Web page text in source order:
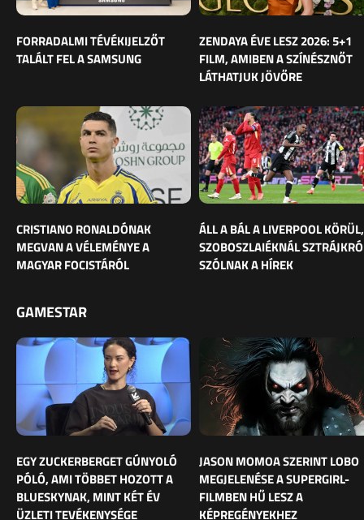
FORRADALMI TÉVÉKIJELZŐT
TALÁLT FEL A SAMSUNG
ZENDAYA ÉVE LESZ 2026: 5+1
FILM, AMIBEN A SZÍNÉSZNŐT
LÁTHATJUK JÖVŐRE
CRISTIANO RONALDÓNAK
MEGVAN A VÉLEMÉNYE A
MAGYAR FOCISTÁRÓL
ÁLL A BÁL A LIVERPOOL KÖRÜL,
SZOBOSZLAIÉKNÁL
SZÓLNAK A HÍREK
GAMESTAR
EGY ZUCKERBERGET GÚNYOLÓ
PÓLÓ, AMI TÖBBET HOZOTT A
BLUESKYNAK, MINT KÉT ÉV
ÜZLETI TEVÉKENYSÉGE
JASON MOMOA SZERINT LOBO
MEGJELENÉSE A SUPERGIRL-
FILMBEN HŰ LESZ A
KÉPREGÉNYEKHEZ